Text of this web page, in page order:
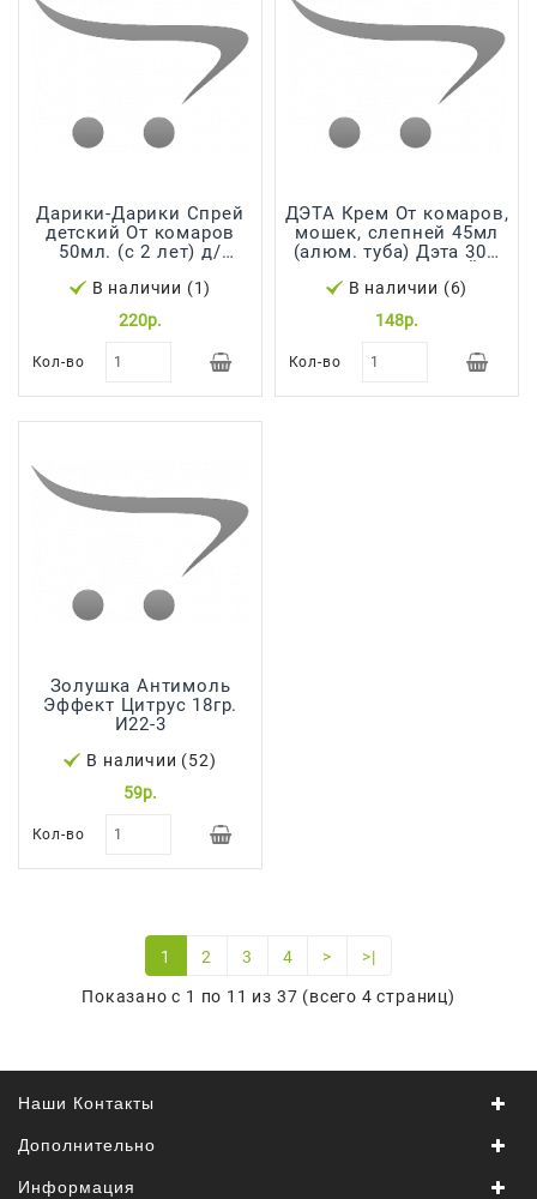
Дарики-Дарики Спрей
детский От комаров
50мл. (с 2 лет) д/
ИР3535 Ваше Хозяйство
В наличии (1)
220р.
Кол-во
ДЭТА Крем От комаров,
мошек, слепней 45мл
(алюм. туба) Дэта 30%
В наличии (6)
148р.
Кол-во
Золушка Антимоль
Эффект Цитрус 18гр.
И22-3
В наличии (52)
59р.
Кол-во
1 2 3 4 > >|
Показано с 1 по 11 из 37 (всего 4 страниц)
Наши Контакты
Дополнительно
Информация